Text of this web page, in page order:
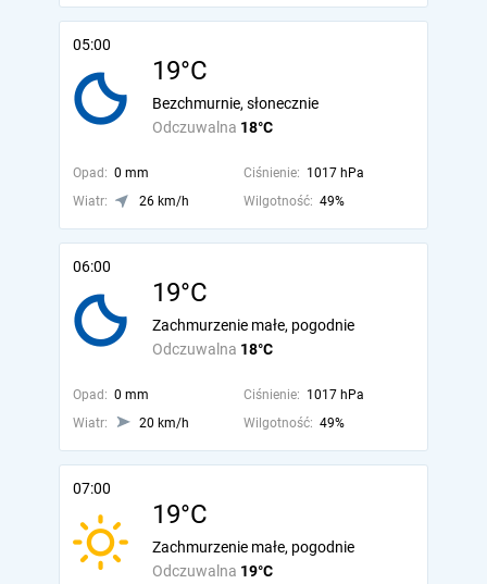
05:00
19°C
Odczuwalna 18°C
Bezchmurnie, słonecznie
Opad: 0 mm Ciśnienie: 1017 hPa
Wiatr:
26 km/h Wilgotność: 49%
06:00
19°C
Odczuwalna 18°C
Zachmurzenie małe, pogodnie
Opad: 0 mm Ciśnienie: 1017 hPa
Wiatr:
20 km/h Wilgotność: 49%
07:00
19°C
Odczuwalna 19°C
Zachmurzenie małe, pogodnie